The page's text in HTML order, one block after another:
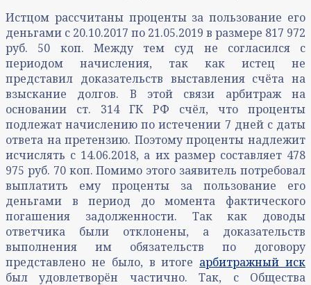
Истцом рассчитаны проценты за пользование его
деньгами с 20.10.2017 по 21.05.2019 в размере 817 972
руб. 50 коп. Между тем суд не согласился с
периодом начисления, так как истец не
представил доказательств выставления счёта на
взыскание долгов. В этой связи арбитраж на
основании ст. 314 ГК РФ счёл, что проценты
подлежат начислению по истечении 7 дней с даты
ответа на претензию. Поэтому проценты надлежит
исчислять с 14.06.2018, а их размер составляет 478
975 руб. 70 коп. Помимо этого заявитель потребовал
выплатить ему проценты за пользование его
деньгами в период до момента фактического
погашения задолженности. Так как доводы
ответчика были отклонены, а доказательств
выполнения им обязательств по договору
представлено не было, в итоге арбитражный иск
был удовлетворён частично. Так, с Общества